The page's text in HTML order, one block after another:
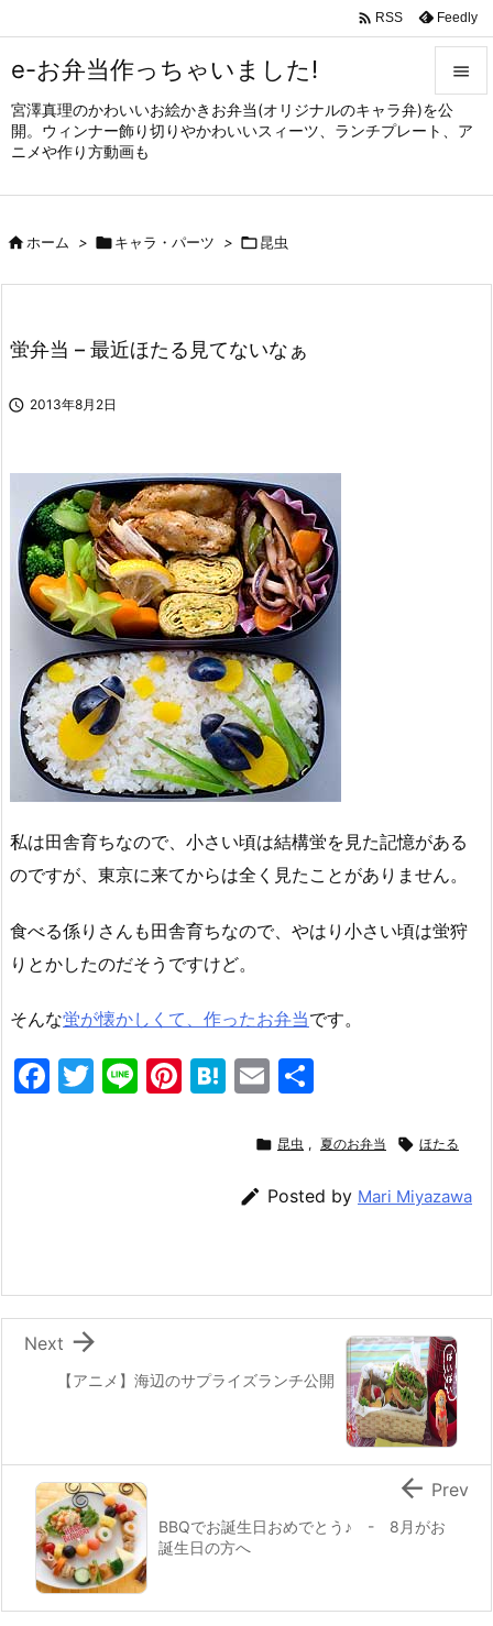
e-お弁当作っちゃいました!
宮澤真理のかわいいお絵かきお弁当(オリジナルのキャラ弁)を公
開。ウィンナー飾り切りやかわいいスィーツ、ランチプレート、ア
ニメや作り方動画も


メニュ
サイド

 RSS Feedly
ホーム > キャラ・パーツ > 昆虫
蛍弁当 – 最近ほたる見てないなぁ
 2013年8月2日
私は田舎育ちなので、小さい頃は結構蛍を見た記憶がある
のですが、東京に来てからは全く見たことがありません。
食べる係りさんも田舎育ちなので、やはり小さい頃は蛍狩
りとかしたのだそうですけど。
そんな蛍が懐かしくて、作ったお弁当です。
F
o
k
T
Li Pi H
a
E
ai
l
 昆虫 , 夏のお弁当  ほたる
 Posted by Mari Miyazawa
【アニメ】海辺のサプライズランチ公開

Next
BBQでお誕生日おめでとう♪ - 8月がお
誕生日の方へ
 Prev